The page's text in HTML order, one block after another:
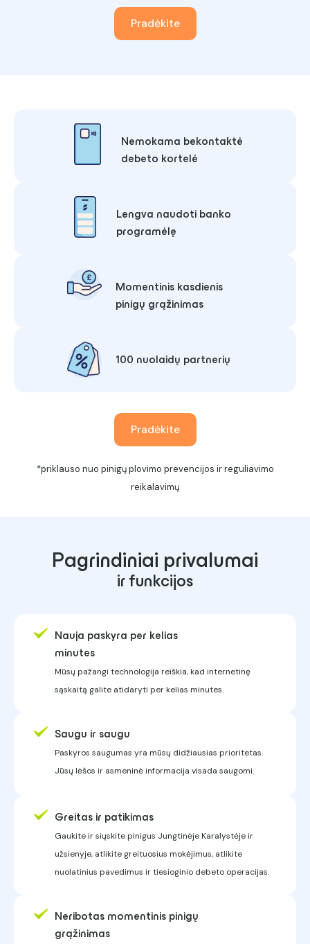
Pradėkite
Nemokama bekontaktė
debeto kortelė
Lengva naudoti banko
programėlę
Momentinis kasdienis
pinigų grąžinimas
100 nuolaidų partnerių
Pradėkite
*priklauso nuo pinigų plovimo prevencijos ir reguliavimo
reikalavimų
Pagrindiniai privalumai
ir funkcijos
Nauja paskyra per kelias
minutes
Mūsų pažangi technologija reiškia, kad internetinę
sąskaitą galite atidaryti per kelias minutes.
Saugu ir saugu
Paskyros saugumas yra mūsų didžiausias prioritetas.
Jūsų lėšos ir asmeninė informacija visada saugomi.
Greitas ir patikimas
Gaukite ir siųskite pinigus Jungtinėje Karalystėje ir
užsienyje, atlikite greituosius mokėjimus, atlikite
nuolatinius pavedimus ir tiesioginio debeto operacijas.
Neribotas momentinis pinigų
grąžinimas